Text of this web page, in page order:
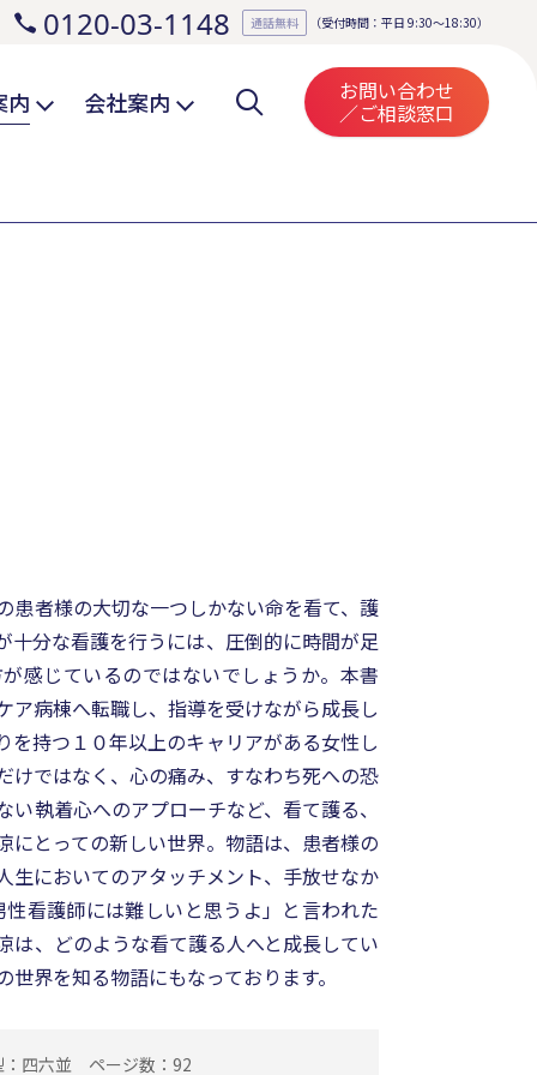
0120-03-1148 通話無料 （受付時間：平日 9:30～18:30）
内 会社案内 お問い合わせ
／ご相談窓口
患者様の大切な一つしかない命を看て、護
十分な看護を行うには、圧倒的に時間が足
感じているのではないでしょうか。本書
ア病棟へ転職し、指導を受けながら成長し
を持つ１０年以上のキャリアがある女性し
けではなく、心の痛み、すなわち死への恐
執着心へのアプローチなど、看て護る、
にとっての新しい世界。物語は、患者様の
生においてのアタッチメント、手放せなか
看護師には難しいと思うよ」と言われた
は、どのような看て護る人へと成長してい
界を知る物語にもなっております。
：四六並 ページ数：92